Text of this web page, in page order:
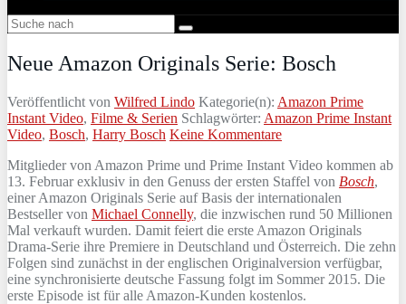
Neue Amazon Originals Serie: Bosch
Veröffentlicht von Wilfred Lindo Kategorie(n): Amazon Prime
Instant Video, Filme & Serien Schlagwörter: Amazon Prime Instant
Video, Bosch, Harry Bosch Keine Kommentare
Mitglieder von Amazon Prime und Prime Instant Video kommen ab
13. Februar exklusiv in den Genuss der ersten Staffel von Bosch,
einer Amazon Originals Serie auf Basis der internationalen
Bestseller von Michael Connelly, die inzwischen rund 50 Millionen
Mal verkauft wurden. Damit feiert die erste Amazon Originals
Drama-Serie ihre Premiere in Deutschland und Österreich. Die zehn
Folgen sind zunächst in der englischen Originalversion verfügbar,
eine synchronisierte deutsche Fassung folgt im Sommer 2015. Die
erste Episode ist für alle Amazon-Kunden kostenlos.